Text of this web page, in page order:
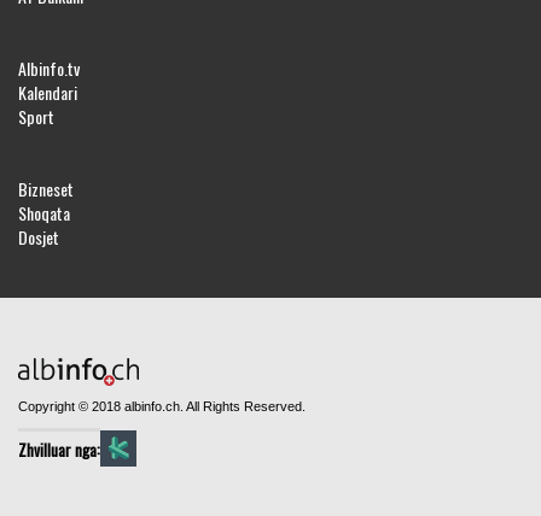
Albinfo.tv
Kalendari
Sport
Bizneset
Shoqata
Dosjet
Copyright © 2018 albinfo.ch. All Rights Reserved.
Zhvilluar nga: